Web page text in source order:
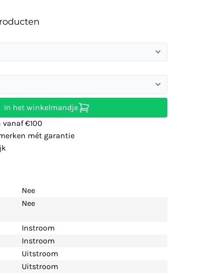
In het winkelmandje
vanaf €100
mét garantie
Nee
Nee
Instroom
Instroom
Uitstroom
Uitstroom